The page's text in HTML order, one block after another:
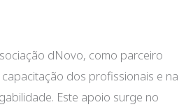
dNovo, como parceiro
dos profissionais e na
Este apoio surge no